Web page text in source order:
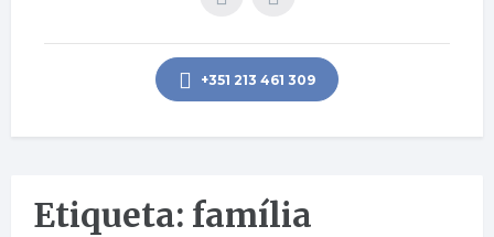
+351 213 461 309
Etiqueta: família